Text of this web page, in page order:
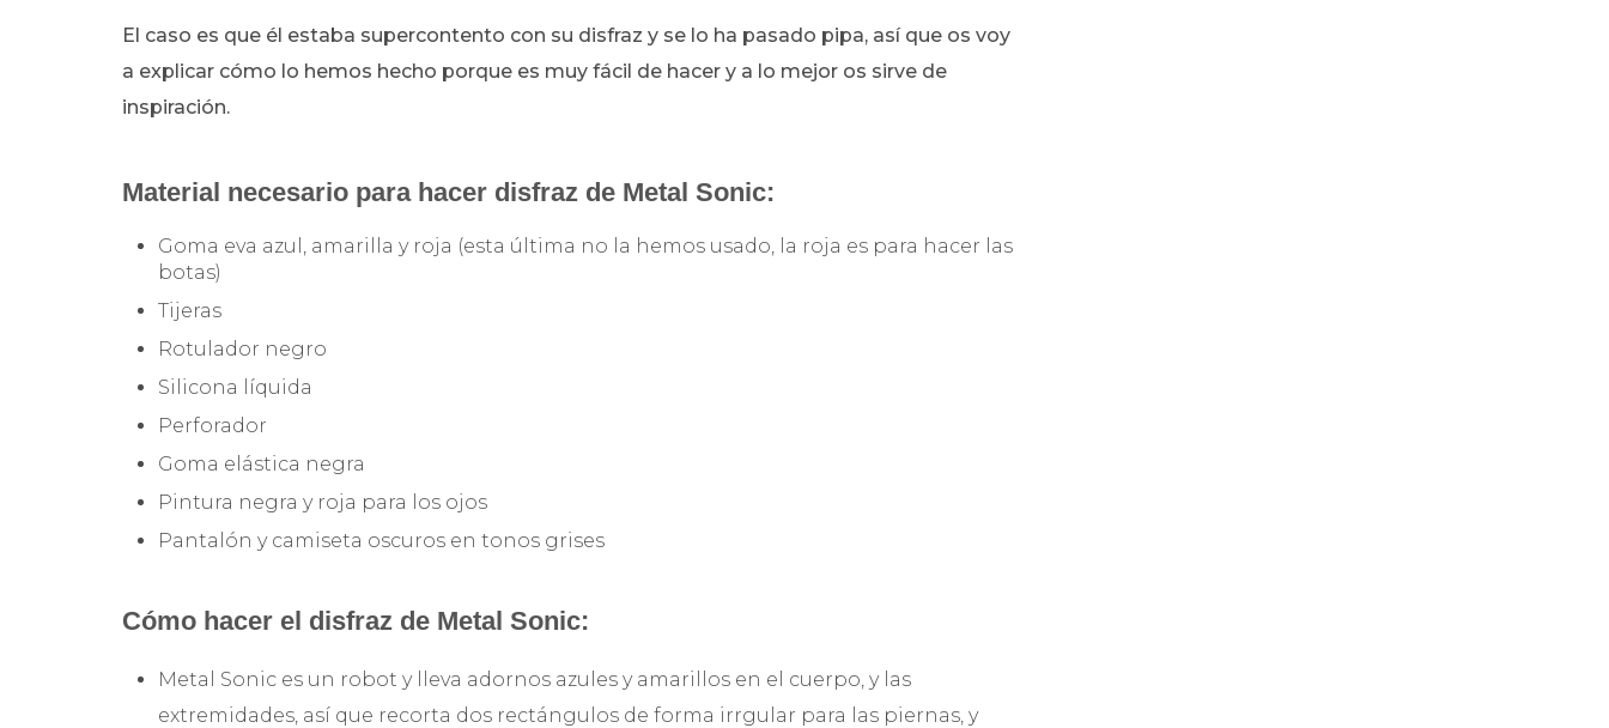
El caso es que él estaba supercontento con su disfraz y se lo ha pasado pipa, así que os voy
a explicar cómo lo hemos hecho porque es muy fácil de hacer y a lo mejor os sirve de
inspiración.
Material necesario para hacer disfraz de Metal Sonic:
Goma eva azul, amarilla y roja (esta última no la hemos usado, la roja es para hacer las
botas)
Tijeras
Rotulador negro
Silicona líquida
Perforador
Goma elástica negra
Pintura negra y roja para los ojos
Pantalón y camiseta oscuros en tonos grises
Cómo hacer el disfraz de Metal Sonic:
Metal Sonic es un robot y lleva adornos azules y amarillos en el cuerpo, y las
extremidades, así que recorta dos rectángulos de forma irrgular para las piernas, y